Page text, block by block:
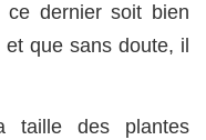
dernier soit bien
que sans doute, il
taille des plantes